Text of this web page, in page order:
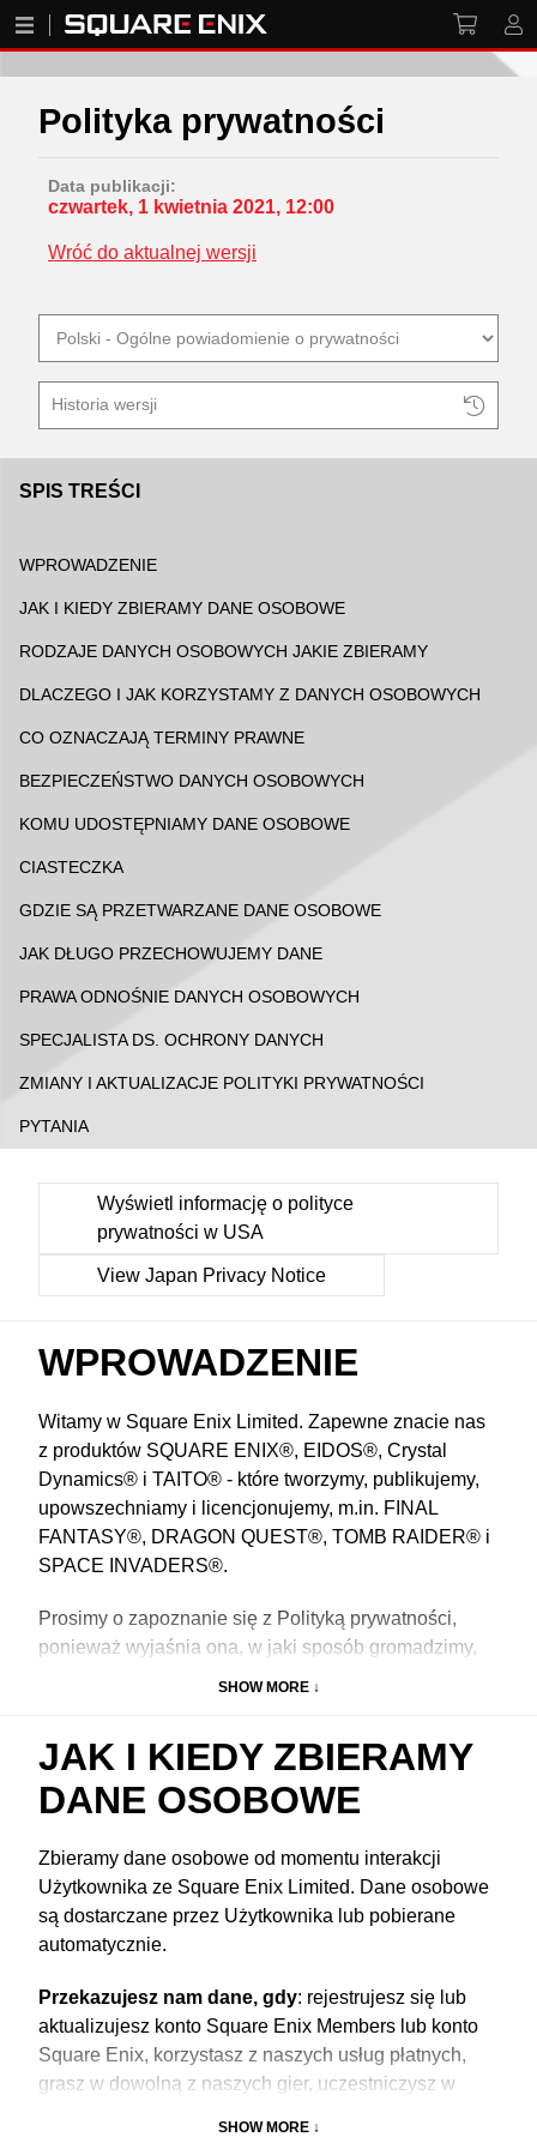
Polityka prywatności
Data publikacji:
czwartek, 1 kwietnia 2021, 12:00
Wróć do aktualnej wersji
Historia wersji
SPIS TREŚCI
WPROWADZENIE
JAK I KIEDY ZBIERAMY DANE OSOBOWE
RODZAJE DANYCH OSOBOWYCH JAKIE ZBIERAMY
DLACZEGO I JAK KORZYSTAMY Z DANYCH OSOBOWYCH
CO OZNACZAJĄ TERMINY PRAWNE
BEZPIECZEŃSTWO DANYCH OSOBOWYCH
KOMU UDOSTĘPNIAMY DANE OSOBOWE
CIASTECZKA
GDZIE SĄ PRZETWARZANE DANE OSOBOWE
JAK DŁUGO PRZECHOWUJEMY DANE
PRAWA ODNOŚNIE DANYCH OSOBOWYCH
SPECJALISTA DS. OCHRONY DANYCH
ZMIANY I AKTUALIZACJE POLITYKI PRYWATNOŚCI
PYTANIA
Wyświetl informację o polityce
prywatności w USA
View Japan Privacy Notice
WPROWADZENIE
Witamy w Square Enix Limited. Zapewne znacie nas
z produktów SQUARE ENIX®, EIDOS®, Crystal
Dynamics® i TAITO® - które tworzymy, publikujemy,
upowszechniamy i licencjonujemy, m.in. FINAL
FANTASY®, DRAGON QUEST®, TOMB RAIDER® i
SPACE INVADERS®.
Prosimy o zapoznanie się z Polityką prywatności,
ponieważ wyjaśnia ona, w jaki sposób gromadzimy,
SHOW MORE ↓
JAK I KIEDY ZBIERAMY
DANE OSOBOWE
Zbieramy dane osobowe od momentu interakcji
Użytkownika ze Square Enix Limited. Dane osobowe
są dostarczane przez Użytkownika lub pobierane
automatycznie.
Przekazujesz nam dane, gdy: rejestrujesz się lub
aktualizujesz konto Square Enix Members lub konto
Square Enix, korzystasz z naszych usług płatnych,
grasz w dowolną z naszych gier, uczestniczysz w
SHOW MORE ↓